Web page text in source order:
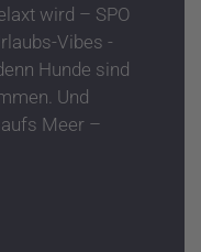
wird – SPO
Vibes -
Hunde sind
Und
Meer –